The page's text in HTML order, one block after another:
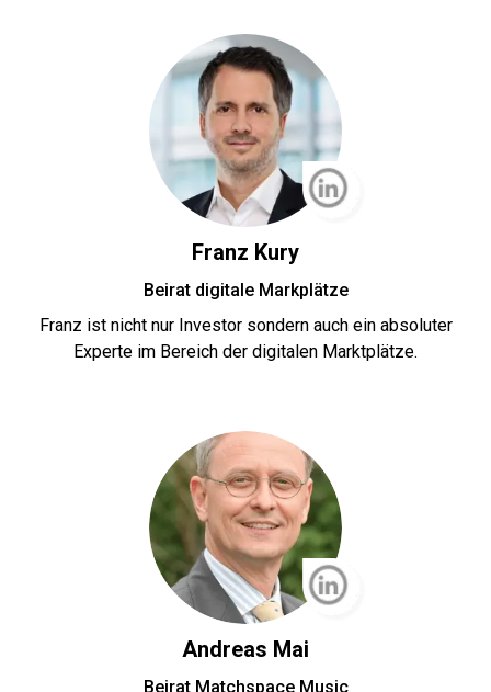
Franz Kury
Beirat digitale Markplätze
Franz ist nicht nur Investor sondern auch ein absoluter
Experte im Bereich der digitalen Marktplätze.
Andreas Mai
Beirat Matchspace Music